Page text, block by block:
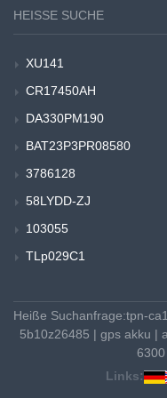
HEISSE SUCHE
XU141
CR17450AH
DA330PM190
BAT23P3PR08580
3786128
58LYDD-ZJ
103055
TLp029C1
Heiße Suchanfrage:tpn-
5b10z26485 | gps akku |
Links: